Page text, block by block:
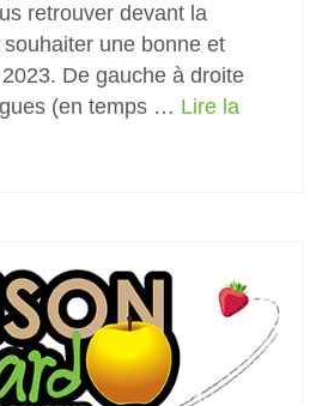
retrouver devant la
une bonne et
De gauche à droite
(en temps … Lire la